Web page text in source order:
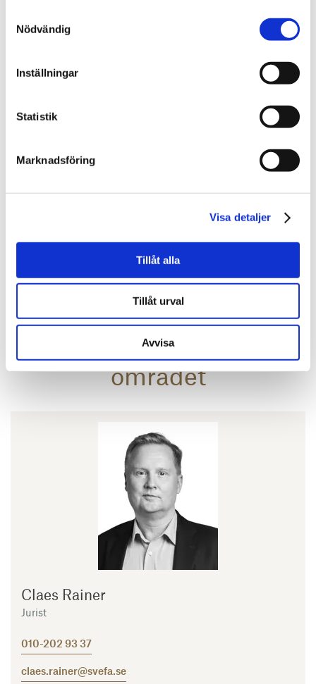
Nödvändig
Inställningar
Statistik
Marknadsföring
Visa detaljer
Tillåt alla
Tillåt urval
Avvisa
rådgivning i fastighetsjuridiska
Kontakta oss
Vill du veta mer om våra
juridiska tjänster inom
det fastighetsrättsliga
området
Claes Rainer
Jurist
010-202 93 37
claes.rainer@svefa.se